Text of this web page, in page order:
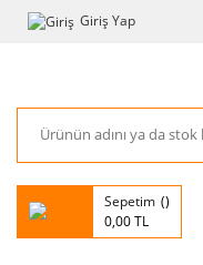
Giriş Yap
Sepetim
0,00 TL